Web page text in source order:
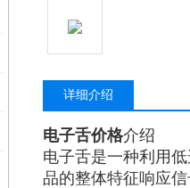
详细介绍
电子舌价格介绍
电子舌是一种利用
品的整体特征响应